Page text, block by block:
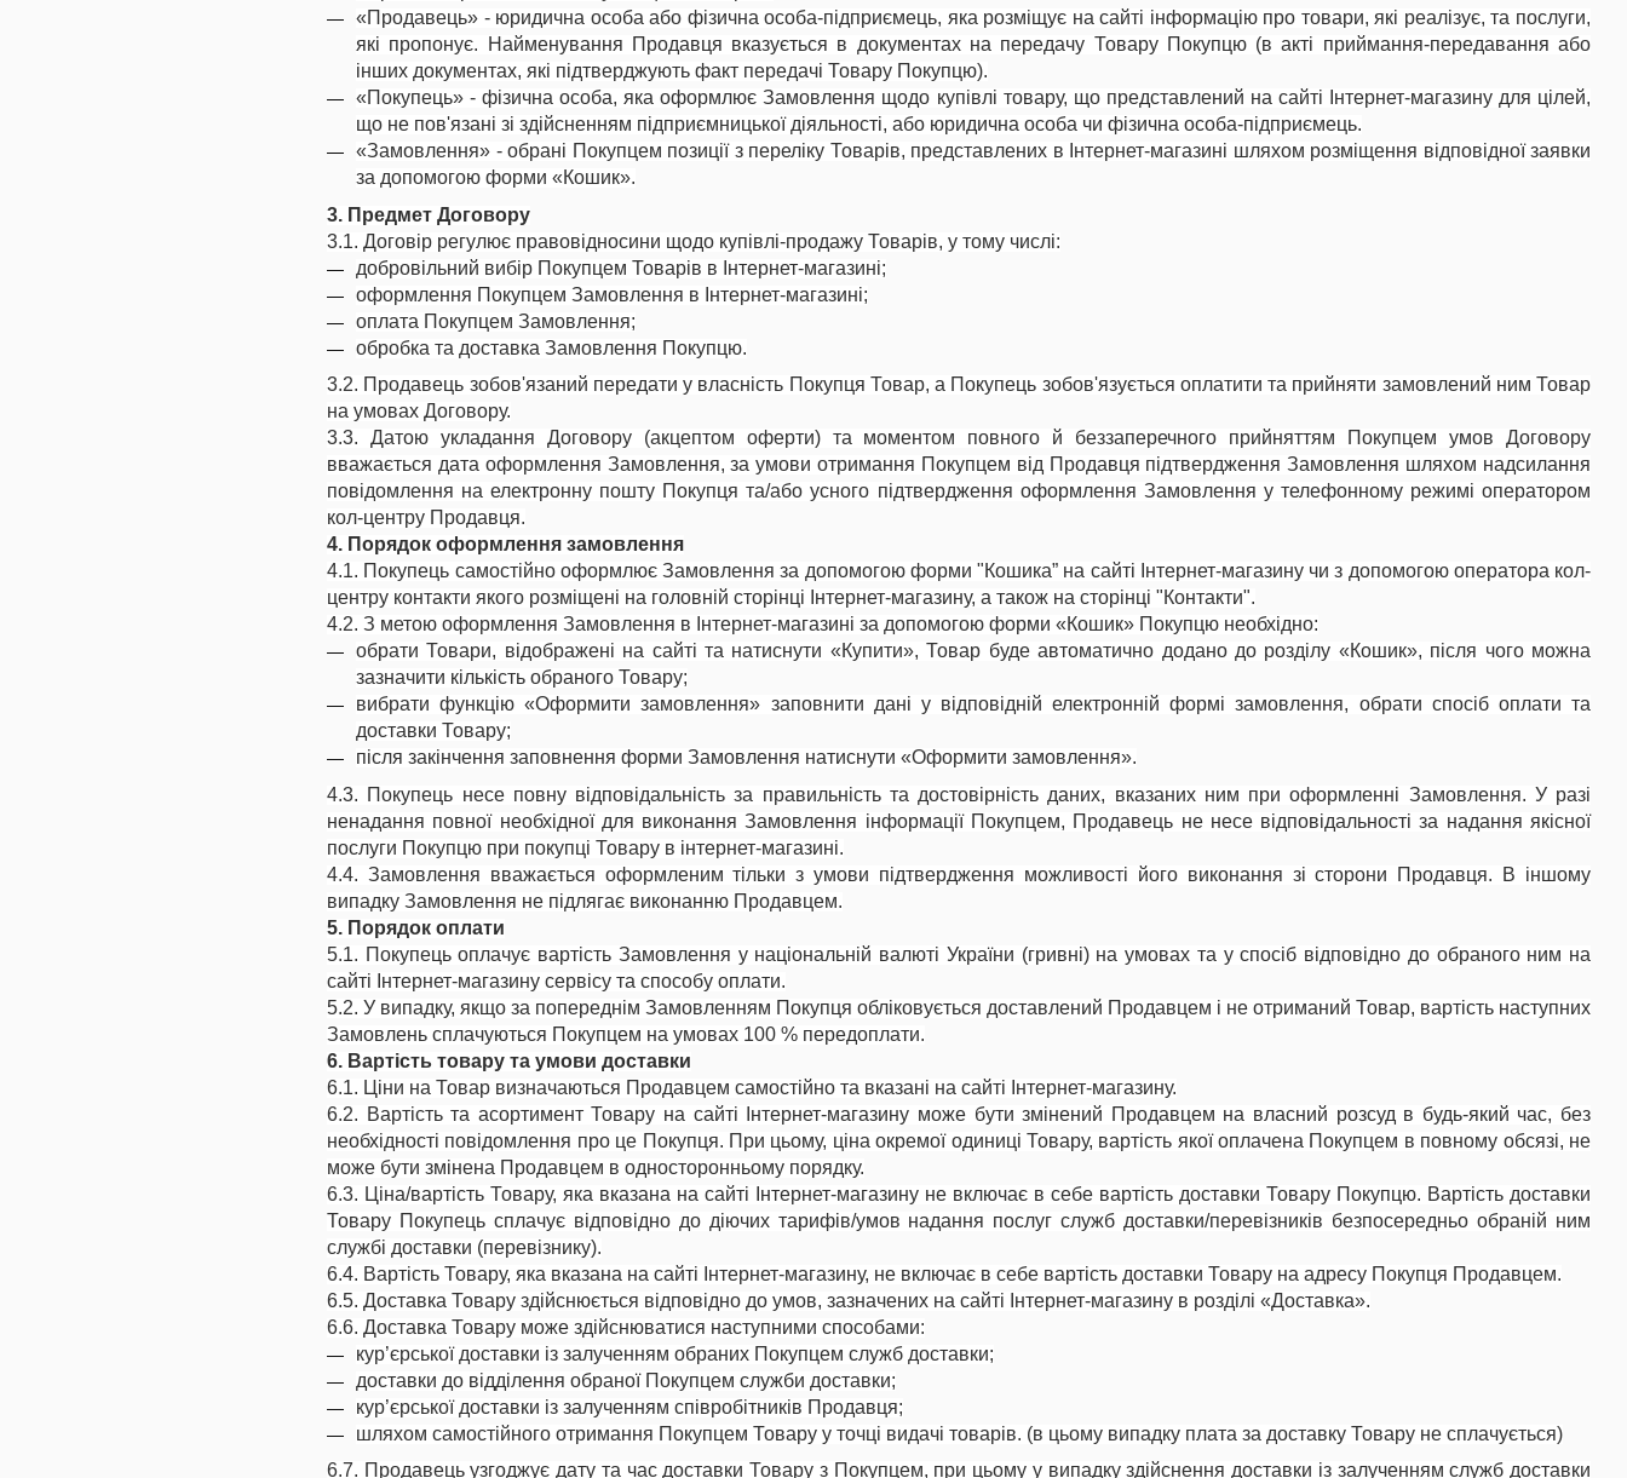
«Продавець» - юридична особа або фізична особа-підприємець, яка розміщує на сайті інформацію про товари, які реалізує, та послуги,
які пропонує. Найменування Продавця вказується в документах на передачу Товару Покупцю (в акті приймання-передавання або
інших документах, які підтверджують факт передачі Товару Покупцю).
«Покупець» - фізична особа, яка оформлює Замовлення щодо купівлі товару, що представлений на сайті Інтернет-магазину для цілей,
що не пов'язані зі здійсненням підприємницької діяльності, або юридична особа чи фізична особа-підприємець.
«Замовлення» - обрані Покупцем позиції з переліку Товарів, представлених в Інтернет-магазині шляхом розміщення відповідної заявки
за допомогою форми «Кошик».
3. Предмет Договору
3.1. Договір регулює правовідносини щодо купівлі-продажу Товарів, у тому числі:
добровільний вибір Покупцем Товарів в Інтернет-магазині;
оформлення Покупцем Замовлення в Інтернет-магазині;
оплата Покупцем Замовлення;
обробка та доставка Замовлення Покупцю.
3.2. Продавець зобов'язаний передати у власність Покупця Товар, а Покупець зобов'язується оплатити та прийняти замовлений ним Товар
на умовах Договору.
3.3. Датою укладання Договору (акцептом оферти) та моментом повного й беззаперечного прийняттям Покупцем умов Договору
вважається дата оформлення Замовлення, за умови отримання Покупцем від Продавця підтвердження Замовлення шляхом надсилання
повідомлення на електронну пошту Покупця та/або усного підтвердження оформлення Замовлення у телефонному режимі оператором
кол-центру Продавця.
4. Порядок оформлення замовлення
4.1. Покупець самостійно оформлює Замовлення за допомогою форми "Кошика” на сайті Інтернет-магазину чи з допомогою оператора кол-
центру контакти якого розміщені на головній сторінці Інтернет-магазину, а також на сторінці "Контакти".
4.2. З метою оформлення Замовлення в Інтернет-магазині за допомогою форми «Кошик» Покупцю необхідно:
обрати Товари, відображені на сайті та натиснути «Купити», Товар буде автоматично додано до розділу «Кошик», після чого можна
зазначити кількість обраного Товару;
вибрати функцію «Оформити замовлення» заповнити дані у відповідній електронній формі замовлення, обрати спосіб оплати та
доставки Товару;
після закінчення заповнення форми Замовлення натиснути «Оформити замовлення».
4.3. Покупець несе повну відповідальність за правильність та достовірність даних, вказаних ним при оформленні Замовлення. У разі
ненадання повної необхідної для виконання Замовлення інформації Покупцем, Продавець не несе відповідальності за надання якісної
послуги Покупцю при покупці Товару в інтернет-магазині.
4.4. Замовлення вважається оформленим тільки з умови підтвердження можливості його виконання зі сторони Продавця. В іншому
випадку Замовлення не підлягає виконанню Продавцем.
5. Порядок оплати
5.1. Покупець оплачує вартість Замовлення у національній валюті України (гривні) на умовах та у спосіб відповідно до обраного ним на
сайті Інтернет-магазину сервісу та способу оплати.
5.2. У випадку, якщо за попереднім Замовленням Покупця обліковується доставлений Продавцем і не отриманий Товар, вартість наступних
Замовлень сплачуються Покупцем на умовах 100 % передоплати.
6. Вартість товару та умови доставки
6.1. Ціни на Товар визначаються Продавцем самостійно та вказані на сайті Інтернет-магазину.
6.2. Вартість та асортимент Товару на сайті Інтернет-магазину може бути змінений Продавцем на власний розсуд в будь-який час, без
необхідності повідомлення про це Покупця. При цьому, ціна окремої одиниці Товару, вартість якої оплачена Покупцем в повному обсязі, не
може бути змінена Продавцем в односторонньому порядку.
6.3. Ціна/вартість Товару, яка вказана на сайті Інтернет-магазину не включає в себе вартість доставки Товару Покупцю. Вартість доставки
Товару Покупець сплачує відповідно до діючих тарифів/умов надання послуг служб доставки/перевізників безпосередньо обраній ним
службі доставки (перевізнику).
6.4. Вартість Товару, яка вказана на сайті Інтернет-магазину, не включає в себе вартість доставки Товару на адресу Покупця Продавцем.
6.5. Доставка Товару здійснюється відповідно до умов, зазначених на сайті Інтернет-магазину в розділі «Доставка».
6.6. Доставка Товару може здійснюватися наступними способами:
кур’єрської доставки із залученням обраних Покупцем служб доставки;
доставки до відділення обраної Покупцем служби доставки;
кур’єрської доставки із залученням співробітників Продавця;
шляхом самостійного отримання Покупцем Товару у точці видачі товарів. (в цьому випадку плата за доставку Товару не сплачується)
6.7. Продавець узгоджує дату та час доставки Товару з Покупцем, при цьому у випадку здійснення доставки із залученням служб доставки